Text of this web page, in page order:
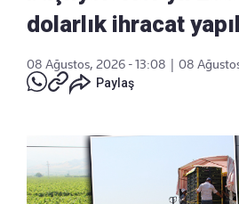
dolarlık ihracat
08 Ağustos, 2026 - 13:08
08
Paylaş